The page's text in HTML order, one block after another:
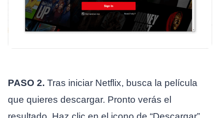
PASO 2. Tras iniciar Netflix, busca la película
que quieres descargar. Pronto verás el